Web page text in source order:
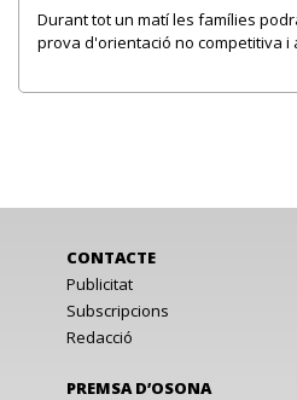
Durant tot un matí les famílies
prova d'orientació no competitiva i
CONTACTE
Publicitat
Subscripcions
Redacció
PREMSA D’OSONA